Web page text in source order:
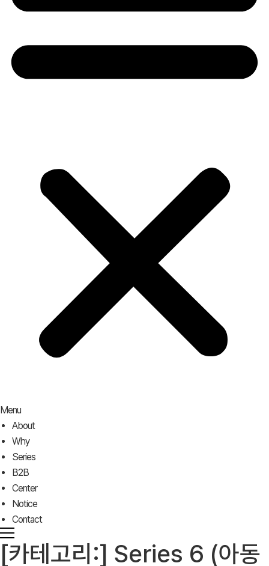
Menu
About
Why
Series
B2B
Center
Notice
Contact
[카테고리:] Series 6 (아동